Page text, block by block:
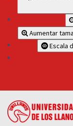
Aumentar
Escala